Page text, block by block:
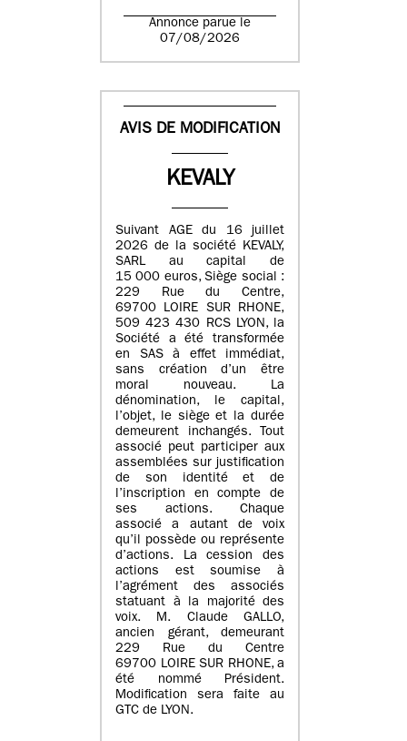
Annonce parue le
07/08/2026
AVIS DE MODIFICATION
KEVALY
Suivant AGE du 16 juillet
2026 de la société KEVALY,
SARL au capital de
15 000 euros, Siège social :
229 Rue du Centre,
69700 LOIRE SUR RHONE,
509 423 430 RCS LYON, la
Société a été transformée
en SAS à effet immédiat,
sans création d’un être
moral nouveau. La
dénomination, le capital,
l’objet, le siège et la durée
demeurent inchangés. Tout
associé peut participer aux
assemblées sur justification
de son identité et de
l’inscription en compte de
ses actions. Chaque
associé a autant de voix
qu’il possède ou représente
d’actions. La cession des
actions est soumise à
l’agrément des associés
statuant à la majorité des
voix. M. Claude GALLO,
ancien gérant, demeurant
229 Rue du Centre
69700 LOIRE SUR RHONE, a
été nommé Président.
Modification sera faite au
GTC de LYON.